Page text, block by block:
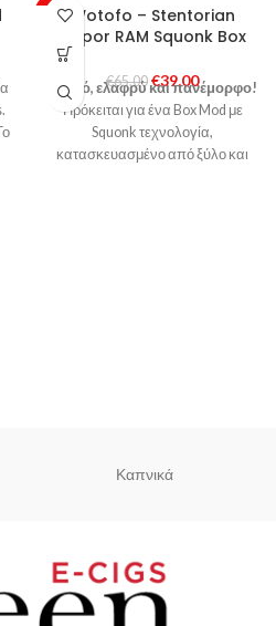
-40%
SOLD
OUT
Wotofo – Stentorian
Vapor RAM Squonk Box
€65,00 €39,00
Μικρό, ελαφρύ και πανέμορφο!
Πρόκειται για ένα Box Mod με
Squonk τεχνολογία,
κατασκευασμένο από ξύλο και
Καπνικά